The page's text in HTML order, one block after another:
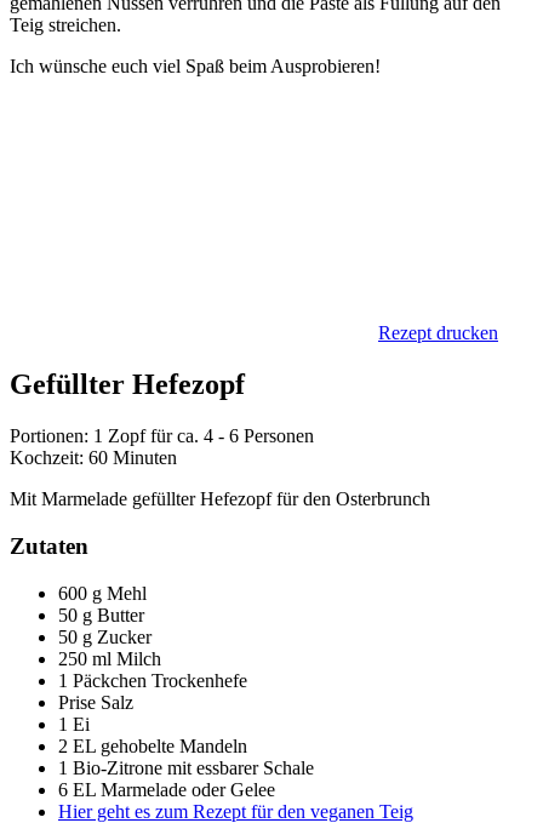
Teig streichen.
Ich wünsche euch viel Spaß beim Ausprobieren!
Rezept drucken
Gefüllter Hefezopf
Portionen: 1 Zopf für ca. 4 - 6 Personen
Kochzeit: 60 Minuten
Mit Marmelade gefüllter Hefezopf für den Osterbrunch
Zutaten
600 g Mehl
50 g Butter
50 g Zucker
250 ml Milch
1 Päckchen Trockenhefe
Prise Salz
1 Ei
2 EL gehobelte Mandeln
1 Bio-Zitrone mit essbarer Schale
6 EL Marmelade oder Gelee
Hier geht es zum Rezept für den veganen Teig